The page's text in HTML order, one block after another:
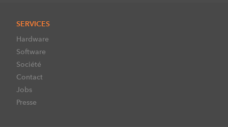
SERVICES
Hardware
Software
Société
Contact
Jobs
Presse